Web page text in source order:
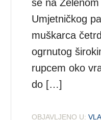
se na Zelenom
Umjetničkog
muškarca
ogrnutog
rupcem oko
do […]
OBJAVLJENO U: